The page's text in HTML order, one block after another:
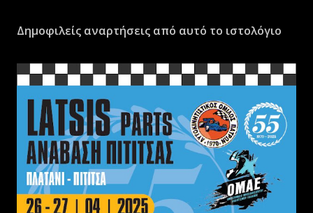
Δημοφιλείς αναρτήσεις από αυτό το ιστολόγιο